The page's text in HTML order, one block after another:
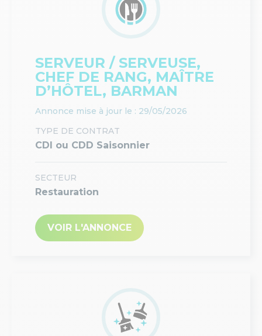
SERVEUR / SERVEUSE,
CHEF DE RANG, MAÎTRE
D’HÔTEL, BARMAN
Annonce mise à jour le : 29/05/2026
TYPE DE CONTRAT
CDI ou CDD Saisonnier
SECTEUR
Restauration
VOIR L'ANNONCE